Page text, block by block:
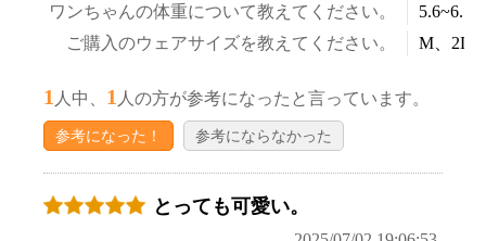
ワンちゃんの体重について教えてください。
ご購入のウェアサイズを教えてください。
M、2L
1 人中、 1 人の方が参考になったと言っています。
参考になった！ 参考にならなかった
とっても可愛い。